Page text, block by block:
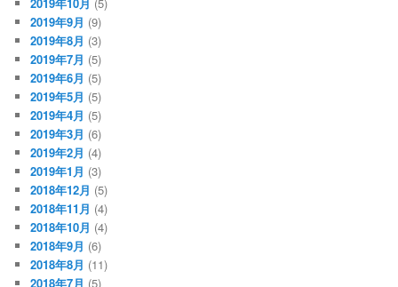
2019年9月 (9)
2019年8月 (3)
2019年7月 (5)
2019年6月 (5)
2019年5月 (5)
2019年4月 (5)
2019年3月 (6)
2019年2月 (4)
2019年1月 (3)
2018年12月 (5)
2018年11月 (4)
2018年10月 (4)
2018年9月 (6)
2018年8月 (11)
2018年7月 (5)